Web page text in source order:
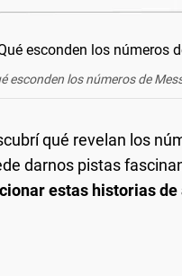
esconden los números de
qué revelan los
darnos pistas
estas historias de